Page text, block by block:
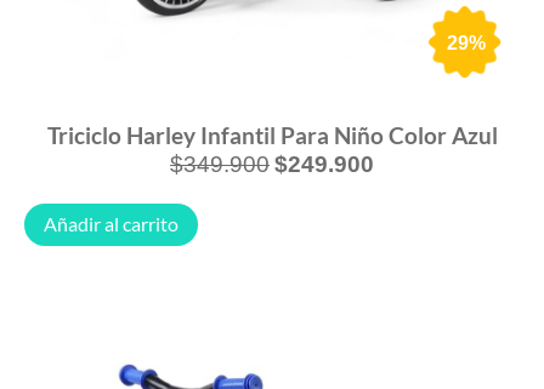
29%
Triciclo Harley Infantil Para Niño Color Azul
$349.900$249.900
Añadir al carrito